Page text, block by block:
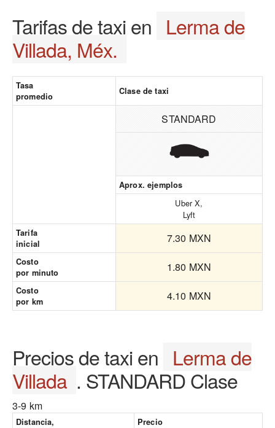
Tarifas de taxi en Lerma de
Villada, Méx.
Tasa
promedio
Clase de taxi
STANDARD
Aprox. ejemplos
Uber X,
Lyft
Tarifa
inicial
7.30 MXN
Costo
por minuto
1.80 MXN
Costo
por km
4.10 MXN
Precios de taxi en Lerma de
Villada . STANDARD Clase
3-9 km
Distancia,
Precio